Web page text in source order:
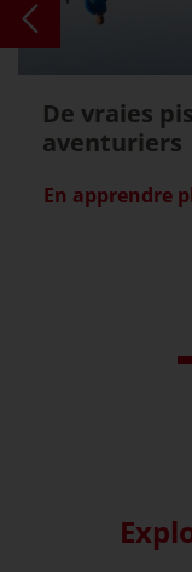
De vraies
aventuriers
En apprendre